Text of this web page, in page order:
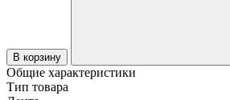
В корзину
Общие характеристики
Тип товара